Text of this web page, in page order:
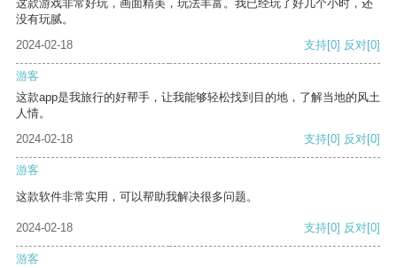
这款游戏非常好玩，画面精美，玩法丰富。我已经玩了好几个小时，还
没有玩腻。
2024-02-18
支持[0] 反对[0]
游客
这款app是我旅行的好帮手，让我能够轻松找到目的地，了解当地的风土
人情。
2024-02-18
支持[0] 反对[0]
游客
这款软件非常实用，可以帮助我解决很多问题。
2024-02-18 支持[0] 反对[0]
游客